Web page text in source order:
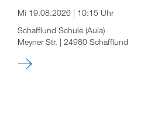
Mi 19.08.2026 | 10:15 Uhr
Schafflund Schule (Aula)
Meyner Str. | 24980 Schafflund